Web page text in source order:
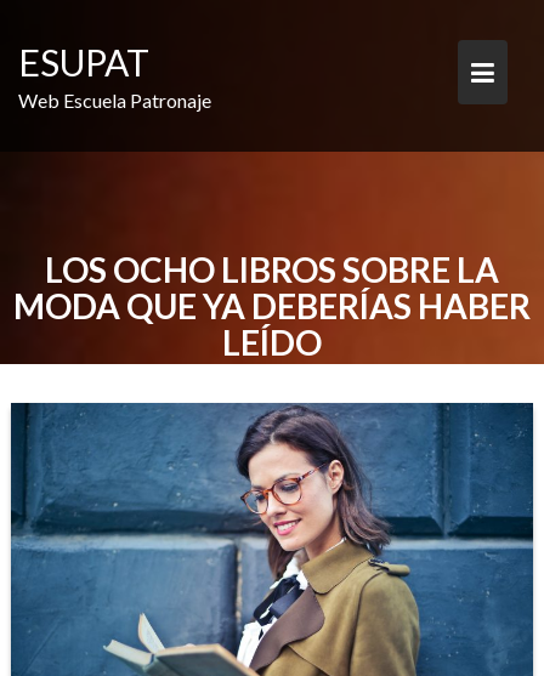
contenido
ESUPAT
Web Escuela Patronaje
LOS OCHO LIBROS SOBRE LA
MODA QUE YA DEBERÍAS HABER
LEÍDO